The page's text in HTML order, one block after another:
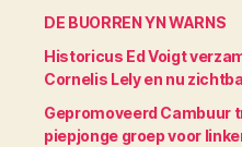
DE BUORREN YN WARNS
Historicus Ed Voigt
Cornelis Lely en nu
Gepromoveerd Cambuur
piepjonge groep voor